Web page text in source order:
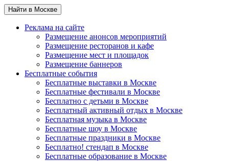
Найти в Москве
Реклама на сайте
Размещение анонсов мероприятий
Размещение ресторанов и кафе
Размещение мест и площадок
Размещение баннеров
Бесплатные события
Бесплатные выставки в Москве
Бесплатные фестивали в Москве
Бесплатно с детьми в Москве
Бесплатный активный отдых в Москве
Бесплатная музыка в Москве
Бесплатные шоу в Москве
Бесплатные праздники в Москве
Бесплатно! стендап в Москве
Бесплатные образование в Москве